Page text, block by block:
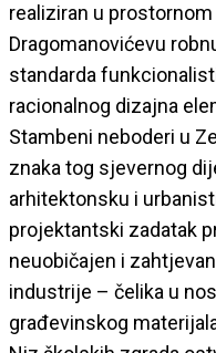
realiziran u
Dragomanovićevu
standarda
racionalnog dizajna
Stambeni neboderi u
znaka tog sjevernog
arhitektonsku i
projektantski zadatak
neuobičajen i
industrije – čelika u
građevinskog